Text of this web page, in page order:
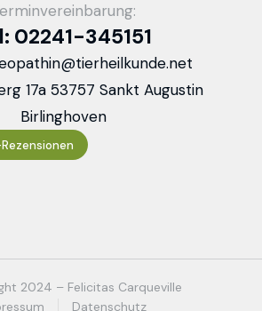
02241-345151
17a 53757 Sankt Augustin
Birlinghoven
2024 – Felicitas Carqueville
Datenschutz